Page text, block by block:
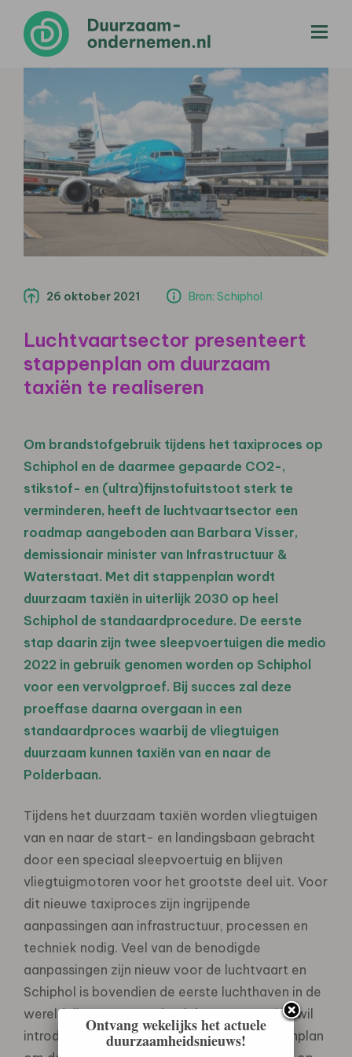
26 oktober 2021 Bron: Schiphol
Luchtvaartsector presenteert
stappenplan om duurzaam
taxiën te realiseren
Om brandstofgebruik tijdens het taxiproces op
Schiphol en de daarmee gepaarde CO2-,
stikstof- en (ultra)fijnstofuitstoot sterk te
verminderen, heeft de luchtvaartsector een
roadmap aangeboden aan Barbara Visser,
demissionair minister van Infrastructuur &
Waterstaat. Met dit stappenplan wordt
duurzaam taxiën in uiterlijk 2030 op heel
Schiphol de standaardprocedure. De eerste
stap daarin zijn twee sleepvoertuigen die medio
2022 in gebruik genomen worden op Schiphol
voor een vervolgproef. Bij succes zal deze
proeffase daarna overgaan in een
standaardproces waarbij de vliegtuigen
duurzaam kunnen taxiën van en naar de
Polderbaan.
Tijdens het duurzaam taxiën worden vliegtuigen
van en naar de start- en landingsbaan gebracht
door een speciaal sleepvoertuig en blijven
vliegtuigmotoren voor het grootste deel uit. Voor
dit nieuwe taxiproces zijn ingrijpende
aanpassingen aan infrastructuur, processen en
techniek nodig. Veel van de benodigde
aanpassingen zijn nieuw voor de luchtvaart en
Schiphol is bovendien de eerste luchthaven in de
wereld die op grote schaal duurzaam taxiën wil
introduceren. De roadmap biedt een stappenplan
Ontvang wekelijks het actuele
duurzaamheidsnieuws!